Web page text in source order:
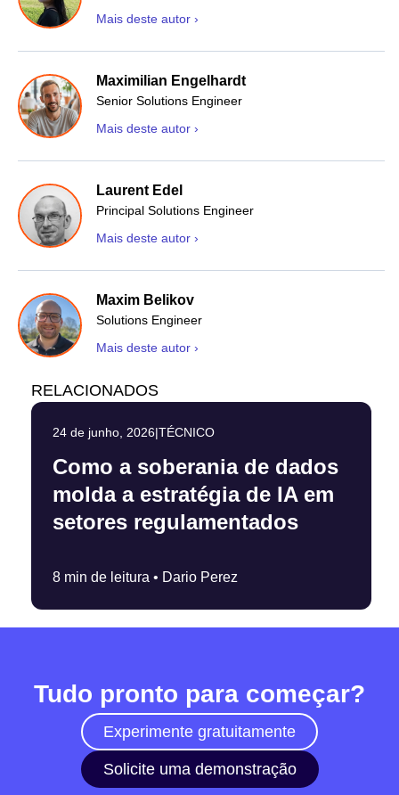
Mais deste autor ›
Maximilian Engelhardt
Senior Solutions Engineer
Mais deste autor ›
Laurent Edel
Principal Solutions Engineer
Mais deste autor ›
Maxim Belikov
Solutions Engineer
Mais deste autor ›
RELACIONADOS
24 de junho, 2026|TÉCNICO
Como a soberania de dados
molda a estratégia de IA em
setores regulamentados
8 min de leitura • Dario Perez
Tudo pronto para começar?
Experimente gratuitamente
Solicite uma demonstração